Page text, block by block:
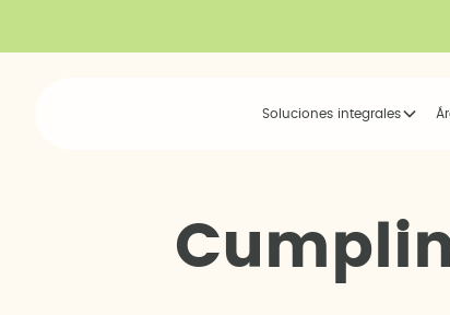
Soluciones integrales
Cump i